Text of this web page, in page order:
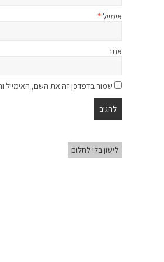
אימייל *
אתר
שמור בדפדפן זה את השם, האימייל
לישון בלי לחלום